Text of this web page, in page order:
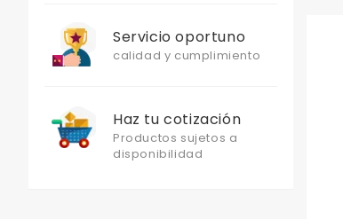
Servicio oportuno
calidad y cumplimiento
Haz tu cotización
Productos sujetos a
disponibilidad